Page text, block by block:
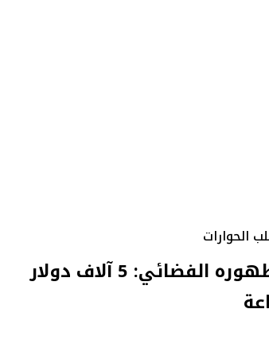
الحوارات
توفيق عكاشة يحدد أجر ظهوره الفضائي: 5 آلاف دولار